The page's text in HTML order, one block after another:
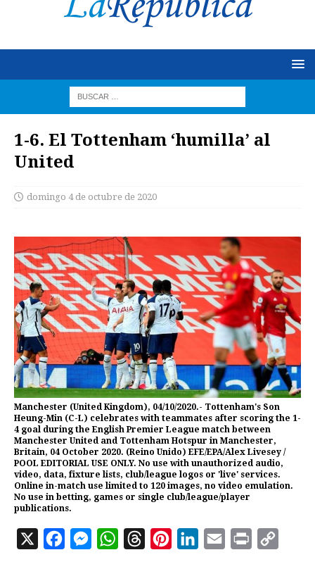
1-6. El Tottenham ‘humilla’ al
United
domingo 4 de octubre de 2020
Manchester (United Kingdom), 04/10/2020.- Tottenham's Son
Heung-Min (C-L) celebrates with teammates after scoring the 1-
4 goal during the English Premier League match between
Manchester United and Tottenham Hotspur in Manchester,
Britain, 04 October 2020. (Reino Unido) EFE/EPA/Alex Livesey /
POOL EDITORIAL USE ONLY. No use with unauthorized audio,
video, data, fixture lists, club/league logos or 'live' services.
Online in-match use limited to 120 images, no video emulation.
No use in betting, games or single club/league/player
publications.
X
M
W